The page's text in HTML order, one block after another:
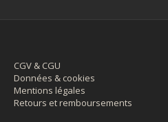
CGV & CGU
Données & cookies
Mentions légales
Retours et remboursements